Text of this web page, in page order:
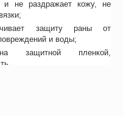
и не раздражает кожу, не
защиту раны от
и воды;
защитной пленкой,